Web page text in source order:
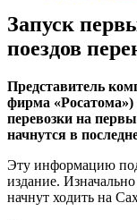
Запуск
поездов
Представитель
фирма
перевозки на
начнутся в
Эту информацию
издание.
начнут ходить на